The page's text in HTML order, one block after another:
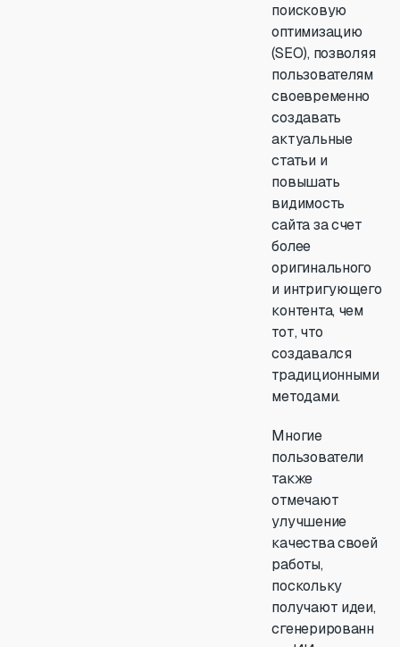
поисковую
оптимизацию
(SEO), позволяя
пользователям
своевременно
создавать
актуальные
статьи и
повышать
видимость
сайта за счет
более
оригинального
и интригующего
контента, чем
тот, что
создавался
традиционными
методами.
Многие
пользователи
также
отмечают
улучшение
качества своей
работы,
поскольку
получают идеи,
сгенерированн